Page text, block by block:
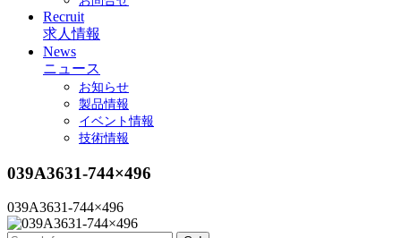
Recruit
求人情報
News
ニュース
お知らせ
製品情報
イベント情報
技術情報
039A3631-744×496
039A3631-744×496